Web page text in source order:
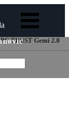
TRUST Gemi 2.0